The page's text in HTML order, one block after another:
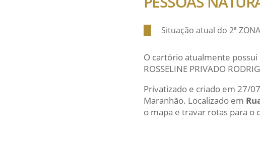
Situação atual do 2ª ZONA
O cartório atualmente
ROSSELINE PRIVADO
Privatizado e criado em 27/
Maranhão. Localizado em
o mapa e travar rotas para o